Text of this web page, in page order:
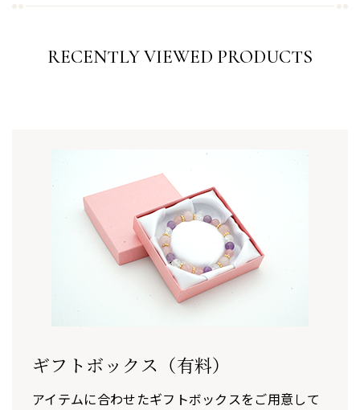
RECENTLY VIEWED PRODUCTS
ギフトボックス（有料）
アイテムに合わせたギフトボックスをご用意して